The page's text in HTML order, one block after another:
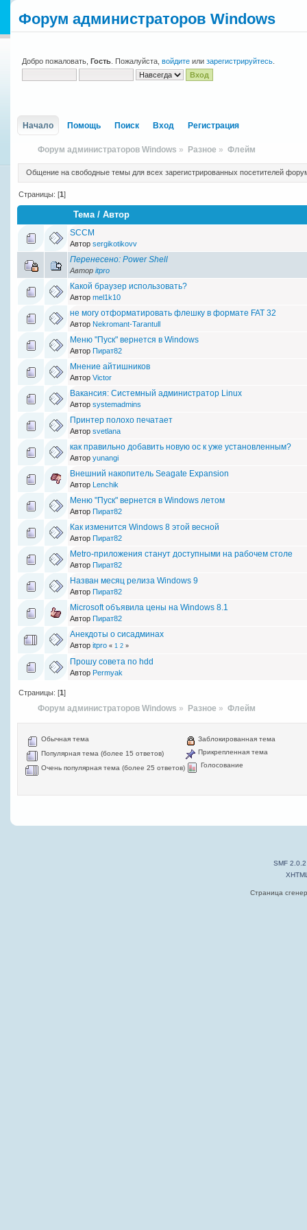
Форум администраторов Windows
Добро пожаловать, Гость . Пожалуйста, войдите или зарегистрируйтесь
Начало Помощь Поиск Вход Регистрация
Форум администраторов Windows » Разное » Флейм
Общение на свободные темы для всех зарегистрированных посетителей
Страницы: [1]
Тема /Автор
SCCM
Автор sergikotikovv
Перенесено: Power Shell
Автор itpro
Какой браузер использовать?
Автор mel1k10
не могу отформатировать флешку в формате FAT 32
Автор Nekromant-Tarantull
Меню "Пуск" вернется в Windows
Автор Пират82
Мнение айтишников
Автор Victor
Вакансия: Системный администратор Linux
Автор systemadmins
Принтер полохо печатает
Автор svetlana
как правильно добавить новую ос к уже установленным?
Автор yunangi
Внешний накопитель Seagate Expansion
Автор Lenchik
Меню "Пуск" вернется в Windows летом
Автор Пират82
Как изменится Windows 8 этой весной
Автор Пират82
Metro-приложения станут доступными на рабочем столе
Автор Пират82
Назван месяц релиза Windows 9
Автор Пират82
Microsoft объявила цены на Windows 8.1
Автор Пират82
Анекдоты о сисадминах
Автор itpro « 1 2 »
Прошу совета по hdd
Автор Permyak
Страницы: [1]
Форум администраторов Windows » Разное » Флейм
Обычная тема
Популярная тема (более 15 ответов)
Очень популярная тема (более 25 ответов)
Заблокированная тема
Прикрепленная тема
Голосование
SMF 2.0.2
Страница